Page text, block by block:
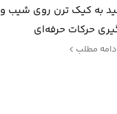
به کیک ترن روی شیب و
حرکات حرفه‌ای
مطلب